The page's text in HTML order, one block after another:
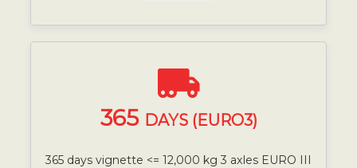
365 DAYS (EURO3)
365 days vignette <= 12,000 kg 3 axles EURO III